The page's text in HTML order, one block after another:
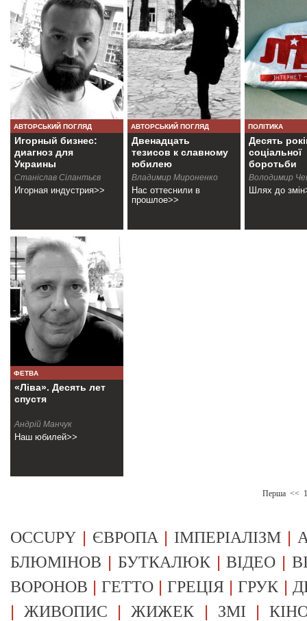
АВТОРСЬКИЙ ПОГЛЯД
Игорный бизнес:
диагноз для
Украины
Станіслав Сілантьєв
Игорная индустрия>>
АВТОРСЬКИЙ ПОГЛЯД
Двенадцать
тезисов к славному
юбилею
Владимир Мироненко
Нас оттеснили в
прошлое>>
ПОЛІТИКА
Десять
соціальної
боротьби
Володимир
Шлях до
ФЕТВА
«Ліва». Десять лет
спустя
Андрiй Манчук
Наш юбилей>>
Перша << 1
OCCUPY | ЄВРОПА | ІМПЕРІАЛІЗМ |
БЛЮМІНОВ | БУТКАЛЮК|ВІДЕО |
ВОРОНОВ |ГЕТТО |ГРЕЦІЯ |ГРУК |
|ЖИВОПИС |ЖИЖЕК | ЗМІ |